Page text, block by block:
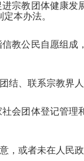
宗教团体健康
本办法。
教公民自愿组
结、联系宗教界
会团体登记管
，或者未在人民